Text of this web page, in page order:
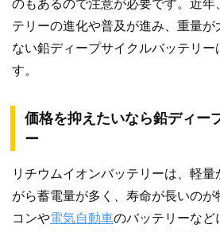
のもあるので注意が必要です。近年
テリーの進化や普及が進み、重量
ない鉛ディープサイクルバッテリー
す。
価格を抑えたいなら鉛ディー
ー
リチウムイオンバッテリーは、軽
がら蓄電量が多く、寿命が長いのが
コンや電気自動車のバッテリーなど